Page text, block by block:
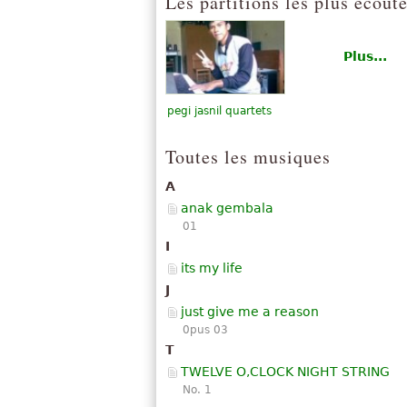
pegi jasnil quartets
Plus...
Toutes les musiques
A
anak gembala
01
I
its my life
J
just give me a reason
0pus 03
T
TWELVE O,CLOCK NIGHT STRING
No. 1